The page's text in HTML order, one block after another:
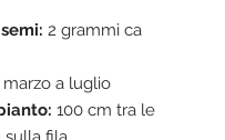
2 grammi ca
marzo a luglio
100 cm tra le